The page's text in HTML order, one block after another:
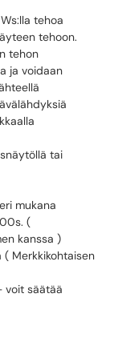
tehoa
tehoon.
tehon
ja voidaan
tai
mukana
(
kanssa )
( Merkkikohtaisen
voit säätää